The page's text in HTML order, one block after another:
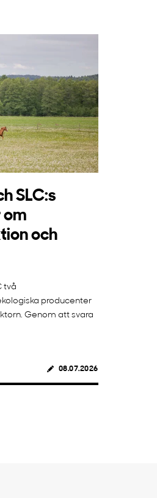
SLC:s
om
och
två
producenter
Genom att svara
08.07.2026